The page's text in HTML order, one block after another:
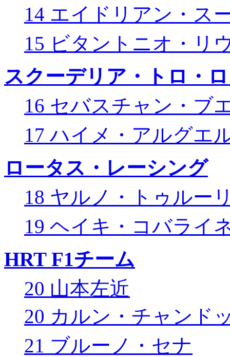
14 エイドリアン・ス
15 ビタントニオ・リ
スクーデリア・トロ・
16 セバスチャン・ブ
17 ハイメ・アルグエ
ロータス・レーシング
18 ヤルノ・トゥルー
19 ヘイキ・コバライ
HRT F1チーム
20 山本左近
20 カルン・チャンド
21 ブルーノ・セナ